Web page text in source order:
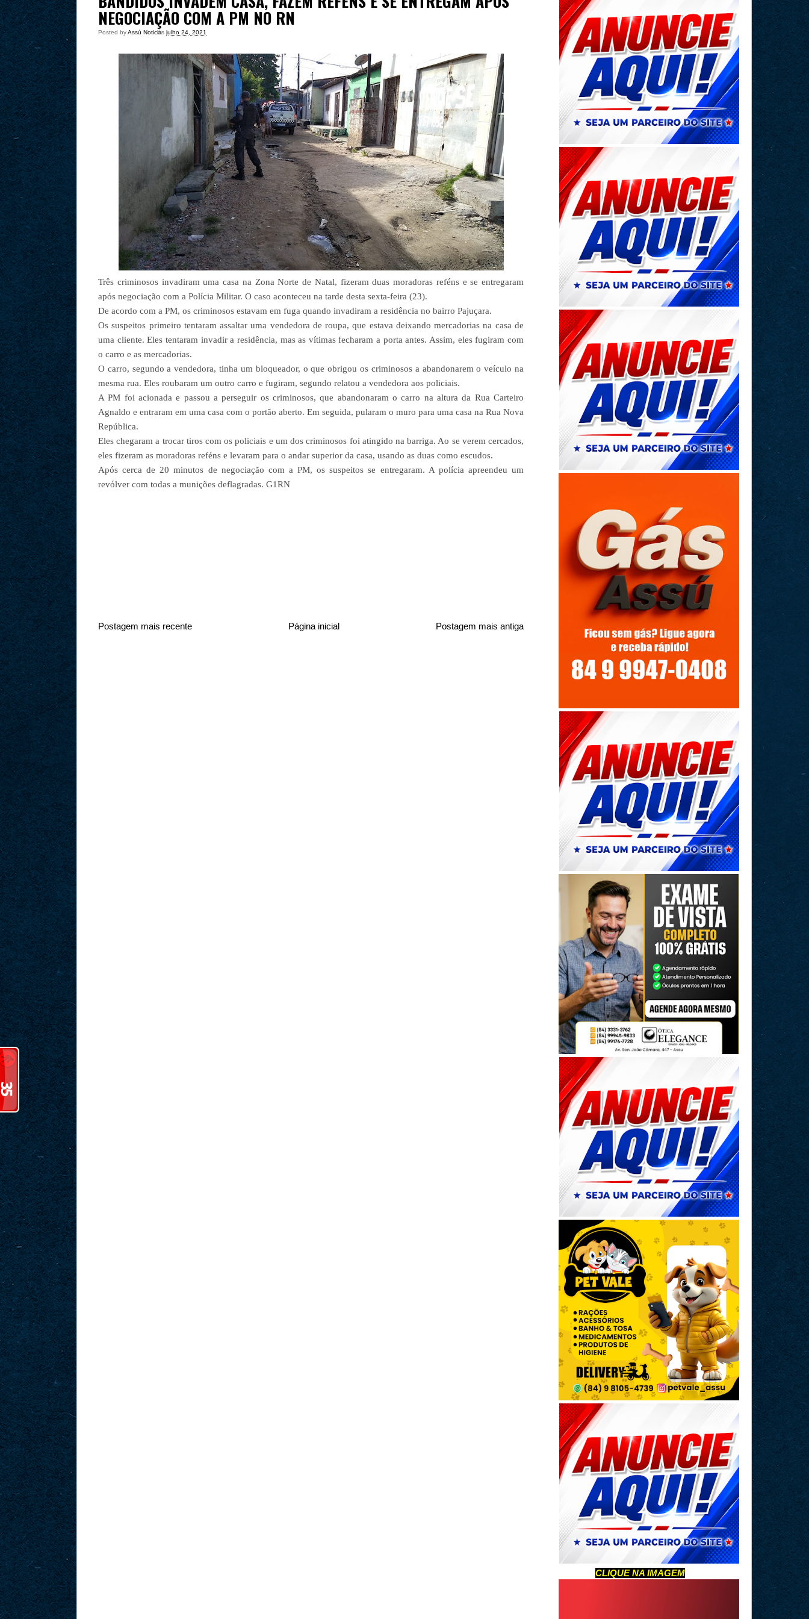
NEGOCIAÇÃO COM A PM NO RN
Posted byAssú Noticia
às julho 24, 2021
Três criminosos invadiram uma casa na Zona Norte de Natal, fizeram duas moradoras reféns e se entregaram
após negociação com a Polícia Militar. O caso aconteceu na tarde desta sexta-feira (23).
De acordo com a PM, os criminosos estavam em fuga quando invadiram a residência no bairro Pajuçara.
Os suspeitos primeiro tentaram assaltar uma vendedora de roupa, que estava deixando mercadorias na casa de
uma cliente. Eles tentaram invadir a residência, mas as vítimas fecharam a porta antes. Assim, eles fugiram com
o carro e as mercadorias.
O carro, segundo a vendedora, tinha um bloqueador, o que obrigou os criminosos a abandonarem o veículo na
mesma rua. Eles roubaram um outro carro e fugiram, segundo relatou a vendedora aos policiais.
A PM foi acionada e passou a perseguir os criminosos, que abandonaram o carro na altura da Rua Carteiro
Agnaldo e entraram em uma casa com o portão aberto. Em seguida, pularam o muro para uma casa na Rua Nova
República.
Eles chegaram a trocar tiros com os policiais e um dos criminosos foi atingido na barriga. Ao se verem cercados,
eles fizeram as moradoras reféns e levaram para o andar superior da casa, usando as duas como escudos.
Após cerca de 20 minutos de negociação com a PM, os suspeitos se entregaram. A polícia apreendeu um
revólver com todas a munições deflagradas. G1RN
Postagem mais recente Postagem mais antiga
Página inicial
CLIQUE NA IMAGEM